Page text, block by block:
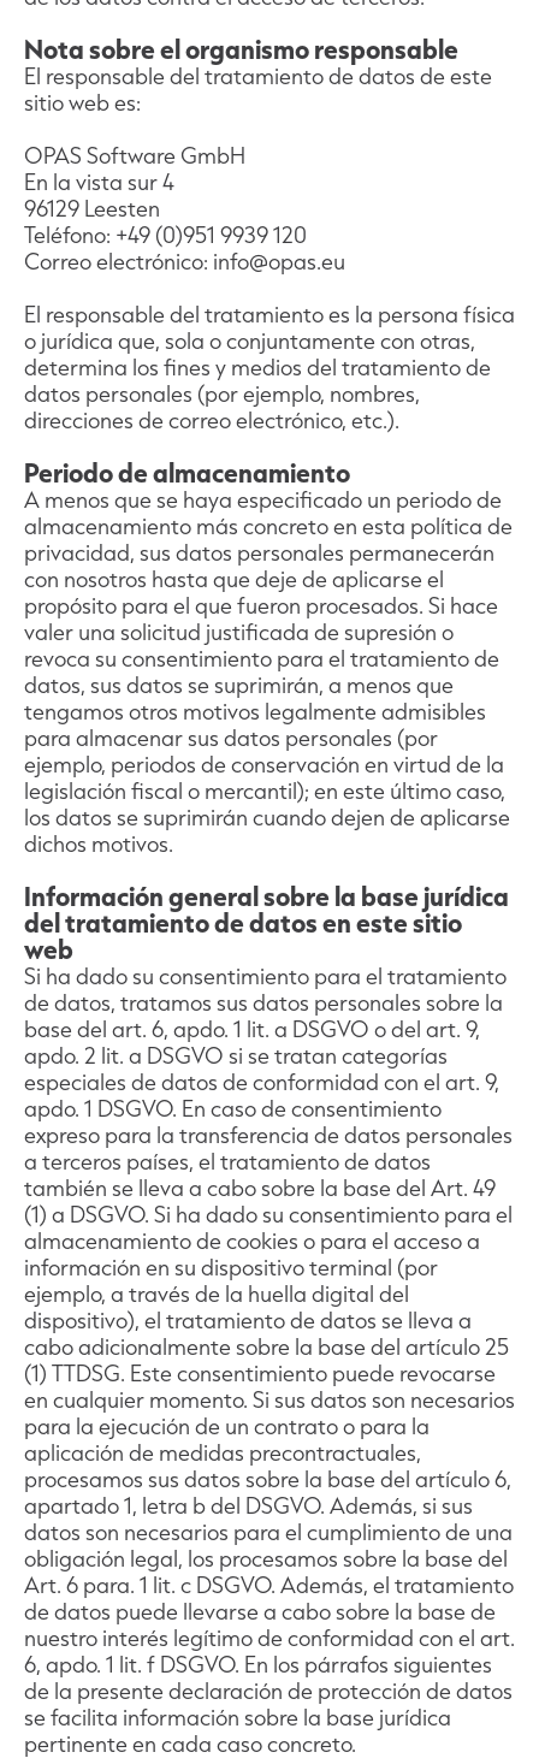
Nota sobre el organismo responsable
El responsable del tratamiento de datos de este
sitio web es:
OPAS Software GmbH
En la vista sur 4
96129 Leesten
Teléfono: +49 (0)951 9939 120
Correo electrónico: info@opas.eu
El responsable del tratamiento es la persona física
o jurídica que, sola o conjuntamente con otras,
determina los fines y medios del tratamiento de
datos personales (por ejemplo, nombres,
direcciones de correo electrónico, etc.).
Periodo de almacenamiento
A menos que se haya especificado un periodo de
almacenamiento más concreto en esta política de
privacidad, sus datos personales permanecerán
con nosotros hasta que deje de aplicarse el
propósito para el que fueron procesados. Si hace
valer una solicitud justificada de supresión o
revoca su consentimiento para el tratamiento de
datos, sus datos se suprimirán, a menos que
tengamos otros motivos legalmente admisibles
para almacenar sus datos personales (por
ejemplo, periodos de conservación en virtud de la
legislación fiscal o mercantil); en este último caso,
los datos se suprimirán cuando dejen de aplicarse
dichos motivos.
Información general sobre la base jurídica
del tratamiento de datos en este sitio
web
Si ha dado su consentimiento para el tratamiento
de datos, tratamos sus datos personales sobre la
base del art. 6, apdo. 1 lit. a DSGVO o del art. 9,
apdo. 2 lit. a DSGVO si se tratan categorías
especiales de datos de conformidad con el art. 9,
apdo. 1 DSGVO. En caso de consentimiento
expreso para la transferencia de datos personales
a terceros países, el tratamiento de datos
también se lleva a cabo sobre la base del Art. 49
(1) a DSGVO. Si ha dado su consentimiento para el
almacenamiento de cookies o para el acceso a
información en su dispositivo terminal (por
ejemplo, a través de la huella digital del
dispositivo), el tratamiento de datos se lleva a
cabo adicionalmente sobre la base del artículo 25
(1) TTDSG. Este consentimiento puede revocarse
en cualquier momento. Si sus datos son necesarios
para la ejecución de un contrato o para la
aplicación de medidas precontractuales,
procesamos sus datos sobre la base del artículo 6,
apartado 1, letra b del DSGVO. Además, si sus
datos son necesarios para el cumplimiento de una
obligación legal, los procesamos sobre la base del
Art. 6 para. 1 lit. c DSGVO. Además, el tratamiento
de datos puede llevarse a cabo sobre la base de
nuestro interés legítimo de conformidad con el art.
6, apdo. 1 lit. f DSGVO. En los párrafos siguientes
de la presente declaración de protección de datos
se facilita información sobre la base jurídica
pertinente en cada caso concreto.